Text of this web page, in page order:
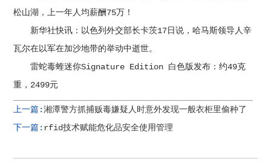
松山湖，上一年人均薪酬75万！
新华社快讯：以色列外交部长卡茨17日说，哈马斯领导人辛
瓦尔在以军在加沙地带的举动中逝世。
雷蛇毒蝰迷你Signature Edition 白色版发布：约49克
重，2499元
上一篇:湘潭警方抓捕贩毒嫌疑人时意外发现一般衣柜里偷种了
下一篇: rfid技术赋能危化品安全使用管理